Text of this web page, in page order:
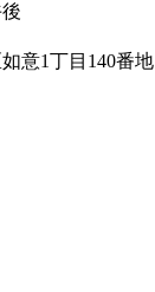
意1丁目140番地